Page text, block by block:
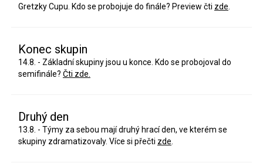
Gretzky Cupu. Kdo se probojuje do finále? Preview čti zde
Konec skupin
14.8. - Základní skupiny jsou u konce. Kdo se probojoval do
semifinále? Čti zde.
Druhý den
13.8. - Týmy za sebou mají druhý hrací den, ve kterém se
skupiny zdramatizovaly. Více si přečti zde